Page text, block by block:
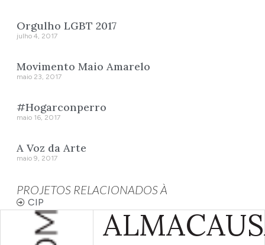
Orgulho LGBT 2017
julho 4, 2017
Movimento Maio Amarelo
maio 23, 2017
#Hogarconperro
maio 16, 2017
A Voz da Arte
maio 9, 2017
PROJETOS RELACIONADOS À
CIP
ALMA